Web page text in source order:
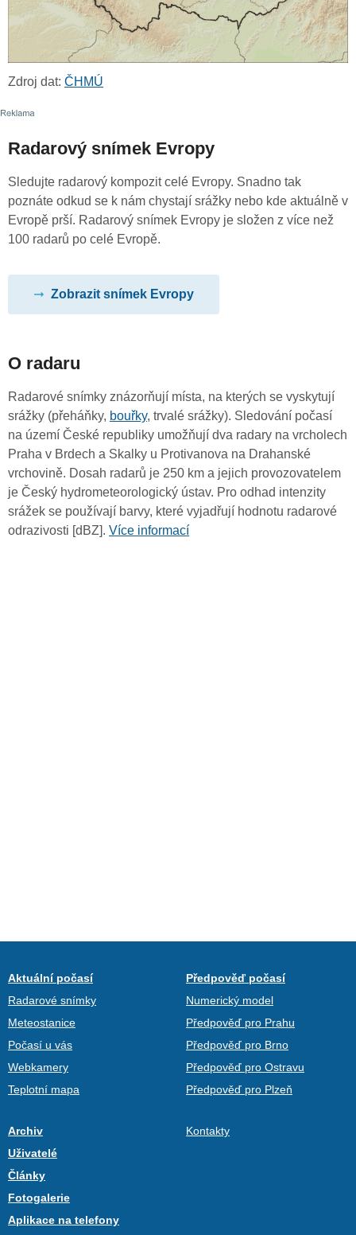
Zdroj dat: ČHMÚ
Radarový snímek Evropy
Sledujte radarový kompozit celé Evropy. Snadno tak
poznáte odkud se k nám chystají srážky nebo kde aktuálně v
Evropě prší. Radarový snímek Evropy je složen z více než
100 radarů po celé Evropě.
Zobrazit snímek Evropy
O radaru
Radarové snímky znázorňují místa, na kterých se vyskytují
srážky (přeháňky, bouřky, trvalé srážky). Sledování počasí
na území České republiky umožňují dva radary na vrcholech
Praha v Brdech a Skalky u Protivanova na Drahanské
vrchovině. Dosah radarů je 250 km a jejich provozovatelem
je Český hydrometeorologický ústav. Pro odhad intenzity
srážek se používají barvy, které vyjadřují hodnotu radarové
odrazivosti [dBZ]. Více informací
Aktuální počasí
Radarové snímky
Meteostanice
Počasí u vás
Webkamery
Teplotní mapa
Předpověď počasí
Numerický model
Předpověď pro Prahu
Předpověď pro Brno
Předpověď pro Ostravu
Předpověď pro Plzeň
Archiv
Uživatelé
Články
Fotogalerie
Aplikace na telefony
Kontakty